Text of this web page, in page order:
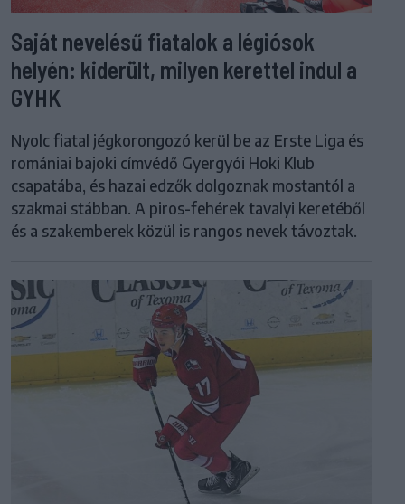
Saját nevelésű fiatalok a légiósok
helyén: kiderült, milyen kerettel indul a
GYHK
Nyolc fiatal jégkorongozó kerül be az Erste Liga és
romániai bajoki címvédő Gyergyói Hoki Klub
csapatába, és hazai edzők dolgoznak mostantól a
szakmai stábban. A piros-fehérek tavalyi keretéből
és a szakemberek közül is rangos nevek távoztak.